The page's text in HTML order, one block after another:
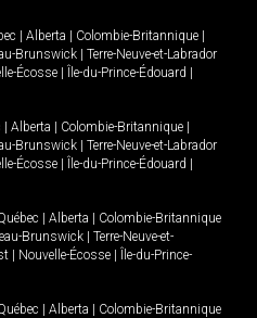
Alberta Colombie-Britannique
Brunswick
Terre-Neuve-et-Labrador
Écosse Île-du-Prince-Édouard
Alberta Colombie-Britannique
Brunswick
Terre-Neuve-et-Labrador
Écosse Île-du-Prince-Édouard
Alberta
Colombie-Britannique
Brunswick
Terre-Neuve-et-
Nouvelle-Écosse
Île-du-Prince-
Alberta
Colombie-Britannique